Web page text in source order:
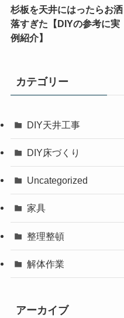
杉板を天井にはったらお洒
落すぎた【DIYの参考に実
例紹介】
カテゴリー
DIY天井工事
DIY床づくり
Uncategorized
家具
整理整頓
解体作業
アーカイブ